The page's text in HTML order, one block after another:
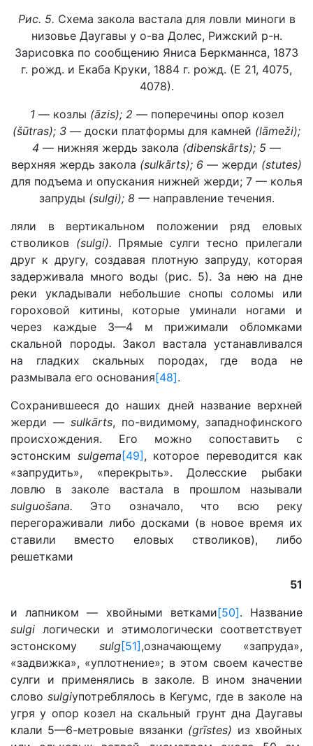
Рис. 5. Схема закола вастала для ловли миноги в
низовье Даугавы у о-ва Долес, Рижский р-н.
Зарисовка по сообщению Яниса Беркманнса, 1873
г. рожд. и Екаба Круки, 1884 г. рожд. (Е 21, 4075,
4078).
1 — козлы (āzis); 2 — поперечины опор козел
(šūtras); 3 — доски платформы для камней (lāmeži);
4 — нижняя жердь закола (dibenskārts); 5 —
верхняя жердь закола (sulkārts); 6 — жерди (stutes)
для подъема и опускания нижней жерди; 7 — колья
запруды (sulgi); 8 — направление течения.
ляли в вертикальном положении ряд еловых
стволиков (sulgi). Прямые сулги тесно прилегали
друг к другу, создавая плотную запруду, которая
задерживала много воды (рис. 5). За нею на дне
реки укладывали небольшие снопы соломы или
гороховой китины, которые уминали ногами и
через каждые 3—4 м прижимали обломками
скальной породы. Закол вастала устанавливался
на гладких скальных породах, где вода не
размывала его основания[48].
Сохранившееся до наших дней название верхней
жерди — sulkārts, по-видимому, западнофинского
происхождения. Его можно сопоставить с
эстонским sulgema [49] , которое переводится как
«запрудить», «перекрыть». Долесские рыбаки
ловлю в заколе вастала в прошлом называли
sulguošana. Это означало, что всю реку
перегораживали либо досками (в новое время их
ставили вместо еловых стволиков), либо
решетками
51
и лапником — хвойными ветками[50]. Название
sulgi логически и этимологически соответствует
эстонскому sulg[51] ,означающему «запруда»,
«задвижка», «уплотнение»; в этом своем качестве
сулги и применялись в заколе. В ином значении
словоsulgiупотреблялось в Кегумс, где в заколе на
угря у опор козел на скальный грунт дна Даугавы
клали 5—6-метровые вязанки (grīstes) из хвойных